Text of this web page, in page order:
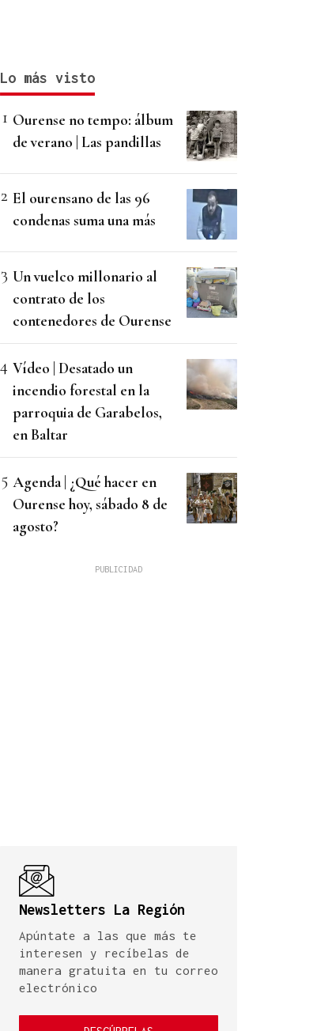
Lo más visto
Ourense no tempo: álbum
de verano | Las pandillas
El ourensano de las 96
condenas suma una más
Un vuelco millonario al
contrato de los
contenedores de Ourense
Vídeo | Desatado un
incendio forestal en la
parroquia de Garabelos,
en Baltar
Agenda | ¿Qué hacer en
Ourense hoy, sábado 8 de
agosto?
Newsletters La Región
Apúntate a las que más te
interesen y recíbelas de
manera gratuita en tu correo
electrónico